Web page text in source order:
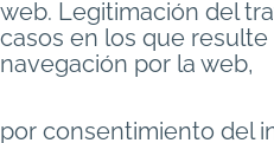
web. Legitimación del
casos en los que
navegación por la web,
por consentimiento del